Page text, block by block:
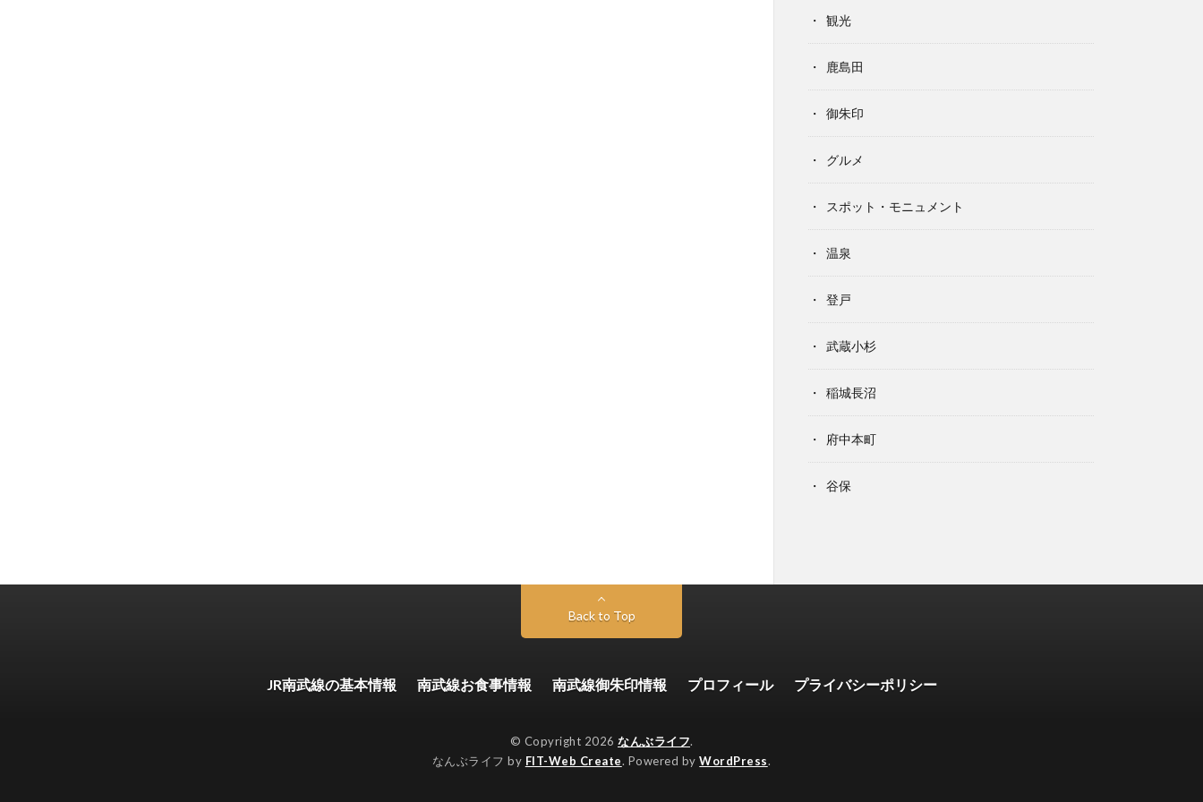
観光
鹿島田
御朱印
グルメ
スポット・モニュメント
温泉
登戸
武蔵小杉
稲城長沼
府中本町
谷保
Back to Top
JR南武線の基本情報 南武線お食事情報 南武線御朱印情報 プロフィール プライバシーポリシー
© Copyright 2026 なんぶライフ.
なんぶライフ by FIT-Web Create. Powered byWordPress.